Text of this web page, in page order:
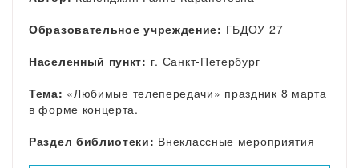
Образовательное учреждение: ГБДОУ 27
Населенный пункт: г. Санкт-Петербург
Тема: «Любимые телепередачи» праздник 8 марта
в форме концерта.
Раздел библиотеки: Внеклассные мероприятия